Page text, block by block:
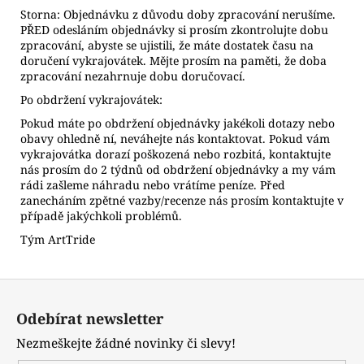
Storna: Objednávku z důvodu doby zpracování nerušíme.
PŘED odesláním objednávky si prosím zkontrolujte dobu
zpracování, abyste se ujistili, že máte dostatek času na
doručení vykrajovátek. Mějte prosím na paměti, že doba
zpracování nezahrnuje dobu doručovací.
Po obdržení vykrajovátek:
Pokud máte po obdržení objednávky jakékoli dotazy nebo
obavy ohledně ní, neváhejte nás kontaktovat. Pokud vám
vykrajovátka dorazí poškozená nebo rozbitá, kontaktujte
nás prosím do 2 týdnů od obdržení objednávky a my vám
rádi zašleme náhradu nebo vrátíme peníze. Před
zanecháním zpětné vazby/recenze nás prosím kontaktujte v
případě jakýchkoli problémů.
Tým ArtTride
Odebírat newsletter
Nezmeškejte žádné novinky či slevy!